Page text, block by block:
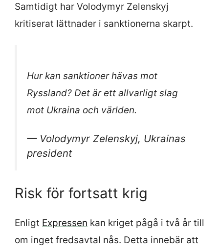
Samtidigt har Volodymyr Zelenskyj
kritiserat lättnader i sanktionerna skarpt.
Hur kan sanktioner hävas mot
Ryssland? Det är ett allvarligt slag
mot Ukraina och världen.
— Volodymyr Zelenskyj, Ukrainas
president
Risk för fortsatt krig
Enligt Expressen kan kriget pågå i två år till
om inget fredsavtal nås. Detta innebär att